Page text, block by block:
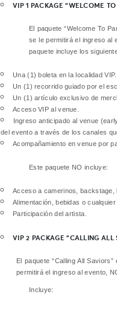
VIP 1 PACKAGE “WELCOME
El paquete “Welcome To
se le permitirá el ingreso al
paquete incluye los
Una (1) boleta en la localidad VIP.
Un (1) recorrido guiado por el
Un (1) artículo exclusivo de
Acceso VIP al venue.
Ingreso anticipado al venue
del evento a través de los canales
Acompañamiento en venue por
Este paquete NO incluye:
Acceso a camerinos, backstage,
Alimentación, bebidas o cualquier
Participación del artista.
VIP 2 PACKAGE “CALLING ALL
El paquete “Calling All
permitirá el ingreso al evento,
Incluye: